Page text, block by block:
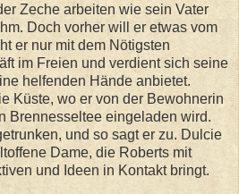
Zeche arbeiten wie sein Vater
Doch vorher will er etwas vom
er nur mit dem Nötigsten
im Freien und verdient sich seine
helfenden Hände anbietet.
Küste, wo er von der Bewohnerin
Brennesseltee eingeladen wird.
und so sagt er zu. Dulcie
Dame, die Roberts mit
und Ideen in Kontakt bringt.